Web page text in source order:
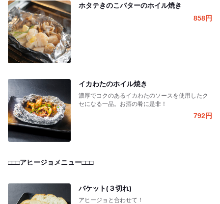
ホタテきのこバターのホイル焼き
858円
イカわたのホイル焼き
濃厚でコクのあるイカわたのソースを使用したク
セになる一品。お酒の肴に是非！
792円
□□□アヒージョメニュー□□□
バケット(３切れ)
アヒージョと合わせて！